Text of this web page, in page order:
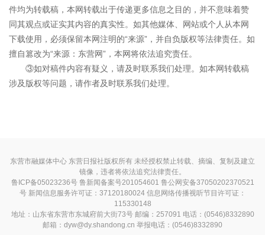
件均为转载稿，本网转载出于传递更多信息之目的，并不意味着赞
同其观点或证实其内容的真实性。如其他媒体、网站或个人从本网
下载使用，必须保留本网注明的“来源”，并自负版权等法律责任。如
擅自篡改为“来源：东营网”，本网将依法追究责任。
③如对稿件内容有疑义，请及时联系我们处理。如本网转载稿
涉及版权等问题，请作者及时联系我们处理。
东营市融媒体中心 东营日报社版权所有 未经授权禁止转载、摘编、复制及建立
镜像，违者将依法追究法律责任。
鲁ICP备05023236号鲁新闻备案号201054601 鲁公网安备37050202370521
号 新闻信息服务许可证：37120180024信息网络传播视听节目许可证：
115330148
地址：山东省东营市东城府前大街73号 邮编：257091 电话：(0546)8332890
邮箱：dyw@dy.shandong.cn 举报电话：(0546)8332890